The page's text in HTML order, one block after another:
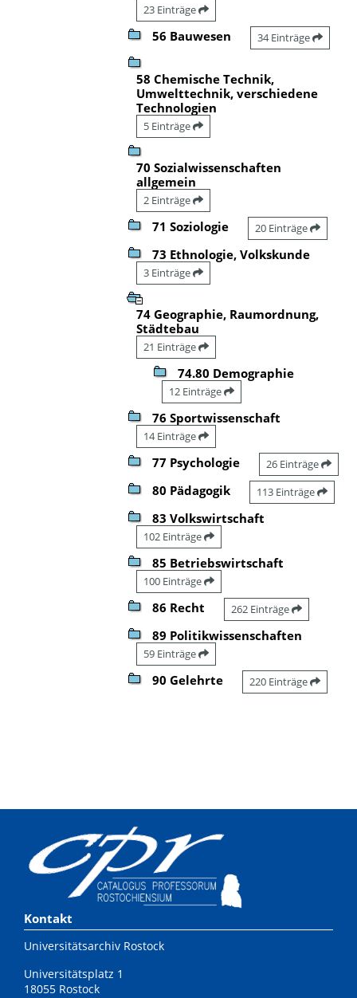
23 Einträge
56 Bauwesen 34 Einträge
58 Chemische Technik,
Umwelttechnik, verschiedene
Technologien
5 Einträge
70 Sozialwissenschaften
allgemein
2 Einträge
71 Soziologie 20 Einträge
73 Ethnologie, Volkskunde
3 Einträge
74 Geographie, Raumordnung,
Städtebau
21 Einträge
74.80 Demographie
12 Einträge
76 Sportwissenschaft
14 Einträge
77 Psychologie 26 Einträge
80 Pädagogik 113 Einträge
83 Volkswirtschaft
102 Einträge
85 Betriebswirtschaft
100 Einträge
86 Recht 262 Einträge
89 Politikwissenschaften
59 Einträge
90 Gelehrte 220 Einträge
Kontakt
Universitätsarchiv Rostock
Universitätsplatz 1
18055 Rostock